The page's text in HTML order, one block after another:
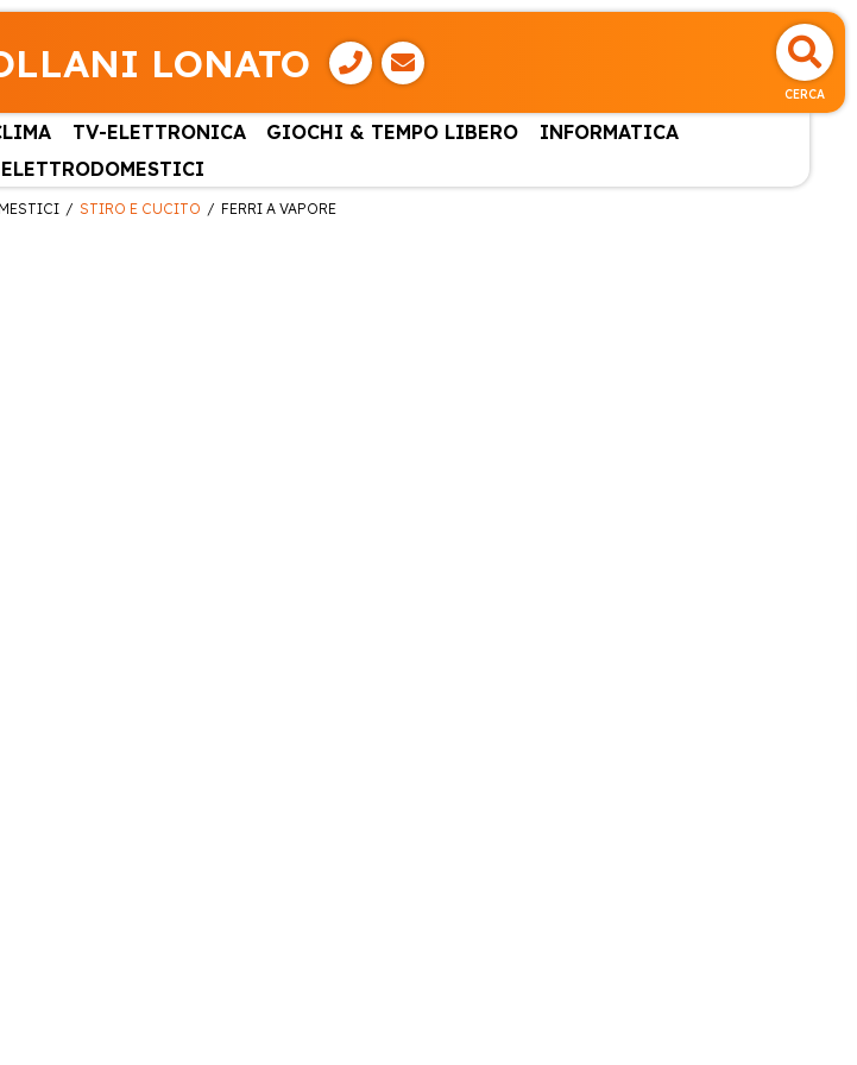
LONATO
CERCA
TV-ELETTRONICA GIOCHI & TEMPO LIBERO
INFORMATICA
STIRO E CUCITO FERRI A VAPORE